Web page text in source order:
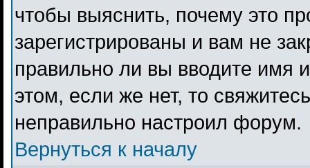
чтобы выяснить, почему это
зарегистрированы и вам не
правильно ли вы вводите имя
этом, если же нет, то
неправильно настроил форум.
Вернуться к началу